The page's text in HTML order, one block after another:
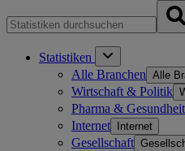
Statistiken
Alle Branchen Alle
Wirtschaft & Politik
Pharma & Gesundheit
Internet Internet
Gesellschaft